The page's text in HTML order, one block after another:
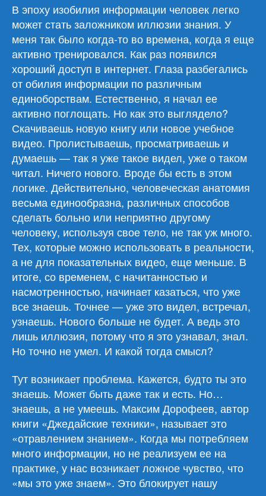
В эпоху изобилия информации человек легко
может стать заложником иллюзии знания. У
меня так было когда-то во времена, когда я еще
активно тренировался. Как раз появился
хороший доступ в интернет. Глаза разбегались
от обилия информации по различным
единоборствам. Естественно, я начал ее
активно поглощать. Но как это выглядело?
Скачиваешь новую книгу или новое учебное
видео. Пролистываешь, просматриваешь и
думаешь — так я уже такое видел, уже о таком
читал. Ничего нового. Вроде бы есть в этом
логике. Действительно, человеческая анатомия
весьма единообразна, различных способов
сделать больно или неприятно другому
человеку, используя свое тело, не так уж много.
Тех, которые можно использовать в реальности,
а не для показательных видео, еще меньше. В
итоге, со временем, с начитанностью и
насмотренностью, начинает казаться, что уже
все знаешь. Точнее — уже это видел, встречал,
узнаешь. Нового больше не будет. А ведь это
лишь иллюзия, потому что я это узнавал, знал.
Но точно не умел. И какой тогда смысл?
Тут возникает проблема. Кажется, будто ты это
знаешь. Может быть даже так и есть. Но…
знаешь, а не умеешь. Максим Дорофеев, автор
книги «Джедайские техники», называет это
«отравлением знанием». Когда мы потребляем
много информации, но не реализуем ее на
практике, у нас возникает ложное чувство, что
«мы это уже знаем». Это блокирует нашу